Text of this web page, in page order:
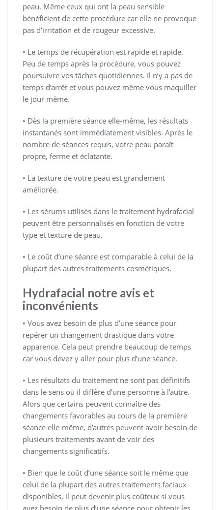
peau. Même ceux qui ont la peau sensible
bénéficient de cette procédure car elle ne provoque
pas d’irritation et de rougeur excessive.
• Le temps de récupération est rapide et rapide.
Peu de temps après la procédure, vous pouvez
poursuivre vos tâches quotidiennes. Il n’y a pas de
temps d’arrêt et vous pouvez même vous maquiller
le jour même.
• Dès la première séance elle-même, les résultats
instantanés sont immédiatement visibles. Après le
nombre de séances requis, votre peau paraît
propre, ferme et éclatante.
• La texture de votre peau est grandement
améliorée.
• Les sérums utilisés dans le traitement hydrafacial
peuvent être personnalisés en fonction de votre
type et texture de peau.
• Le coût d’une séance est comparable à celui de la
plupart des autres traitements cosmétiques.
Hydrafacial notre avis et
inconvénients
• Vous avez besoin de plus d’une séance pour
repérer un changement drastique dans votre
apparence. Cela peut prendre beaucoup de temps
car vous devez y aller pour plus d’une séance.
• Les résultats du traitement ne sont pas définitifs
dans le sens où il diffère d’une personne à l’autre.
Alors que certains peuvent connaître des
changements favorables au cours de la première
séance elle-même, d’autres peuvent avoir besoin de
plusieurs traitements avant de voir des
changements significatifs.
• Bien que le coût d’une séance soit le même que
celui de la plupart des autres traitements faciaux
disponibles, il peut devenir plus coûteux si vous
avez besoin de plus d’une séance pour obtenir les